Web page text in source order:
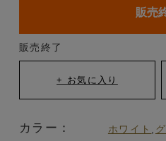
販売
販売終了
カラー： ホワイト